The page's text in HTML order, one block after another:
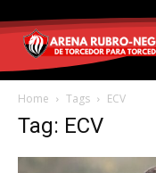
Home Tags ECV
Tag: ECV